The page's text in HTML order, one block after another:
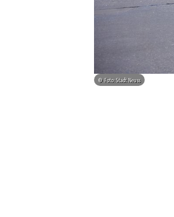
© Foto: Stadt Neuss